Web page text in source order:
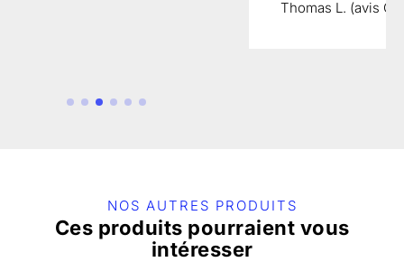
NOS AUTRES PRODUITS
Ces produits pourraient vous
intéresser